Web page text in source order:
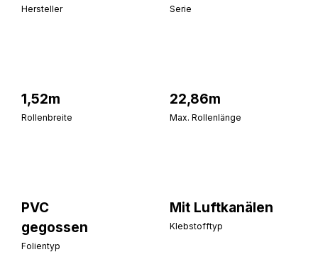
Hersteller Serie
1,52m
Rollenbreite
22,86m
Max. Rollenlänge
PVC
gegossen
Folientyp
Mit Luftkanälen
Klebstofftyp